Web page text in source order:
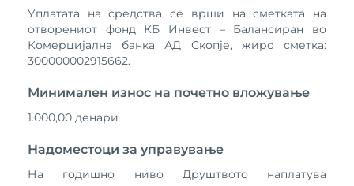
Уплатата на средства се врши на сметката на
отворениот фонд КБ Инвест – Балансиран во
Комерцијална банка АД Скопје, жиро сметка:
300000002915662.
Минимален износ на почетно вложување
1.000,00 денари
Надоместоци за управување
На годишно ниво Друштвото наплатува